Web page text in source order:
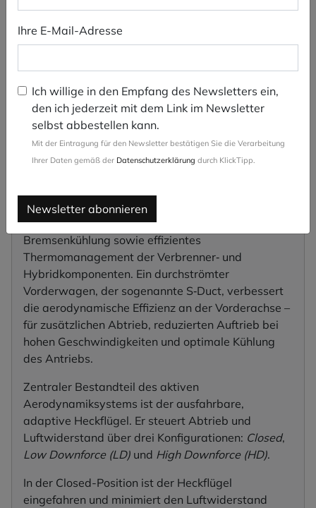
Audi setzt beim Nuvolari1 auf aktive Aerodynamik,
um Performance und Effizienz gezielt miteinander
zu verbinden. Das System regelt Abtrieb,
präzise Fahrzeugkontrolle.
Jedes Exterieur‑Element erfüllt eine klar definierte
aerodynamische Funktion – vom Frontsplitter bis
zum Heckdiffusor. Die Audi Formel‑1‑Fahrer
Feedback zur aerodynamischen Feinabstimmung.
Frontlufteinlässe gewährleisten eine effektive
Bremsenkühlung sowie effizientes
Thermomanagement der Verbrenner‑ und
Hybridkomponenten. Ein durchströmter
Vorderwagen, der sogenannte S‑Duct, verbessert
die aerodynamische Effizienz an der Vorderachse –
für zusätzlichen Abtrieb, reduzierten Auftrieb bei
hohen Geschwindigkeiten und optimale Kühlung
des Antriebs.
Zentraler Bestandteil des aktiven
Aerodynamiksystems ist der ausfahrbare,
adaptive Heckflügel. Er steuert Abtrieb und
Luftwiderstand über drei Konfigurationen: Closed,
Low Downforce (LD) und High Downforce (HD).
In der Closed-Position ist der Heckflügel
eingefahren und minimiert den Luftwiderstand
Ihre E-Mail-Adresse
Ich willige in den Empfang des Newsletters ein,
den ich jederzeit mit dem Link im Newsletter
selbst abbestellen kann.
Mit der Eintragung für den Newsletter bestätigen Sie die Verarbeitung
Ihrer Daten gemäß der Datenschutzerklärung durch KlickTipp.
Newsletter abonnieren